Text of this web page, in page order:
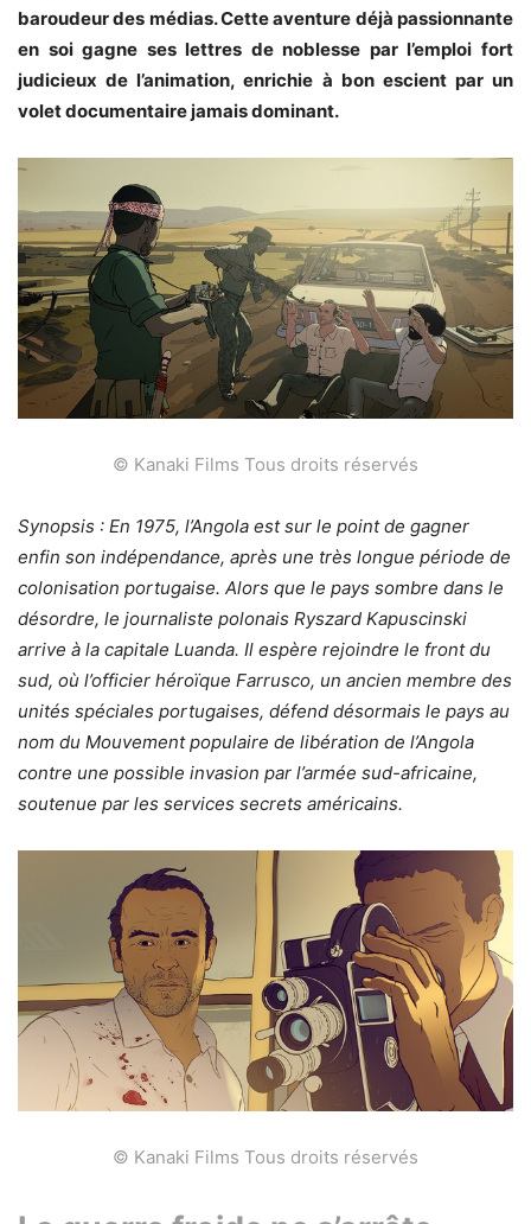
baroudeur des médias. Cette aventure déjà passionnante
en soi gagne ses lettres de noblesse par l’emploi fort
judicieux de l’animation, enrichie à bon escient par un
volet documentaire jamais dominant.
© Kanaki Films Tous droits réservés
Synopsis : En 1975, l’Angola est sur le point de gagner
enfin son indépendance, après une très longue période de
colonisation portugaise. Alors que le pays sombre dans le
désordre, le journaliste polonais Ryszard Kapuscinski
arrive à la capitale Luanda. Il espère rejoindre le front du
sud, où l’officier héroïque Farrusco, un ancien membre des
unités spéciales portugaises, défend désormais le pays au
nom du Mouvement populaire de libération de l’Angola
contre une possible invasion par l’armée sud-africaine,
soutenue par les services secrets américains.
© Kanaki Films Tous droits réservés